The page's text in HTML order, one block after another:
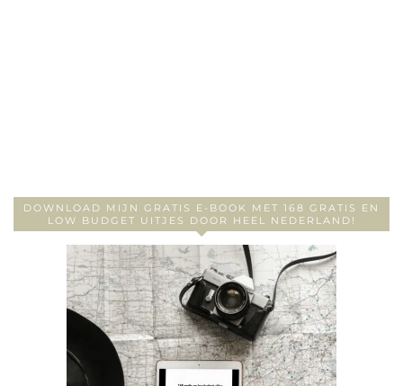
DOWNLOAD MIJN GRATIS E-BOOK MET 168 GRATIS EN
LOW BUDGET UITJES DOOR HEEL NEDERLAND!